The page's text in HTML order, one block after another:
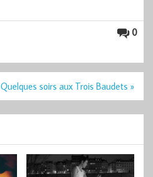
0
Quelques soirs aux Trois Baudets »